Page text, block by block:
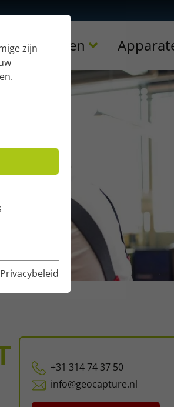
zijn
Privacybeleid
Sectoren
+31 314 74 37 50
info@geocapture.nl